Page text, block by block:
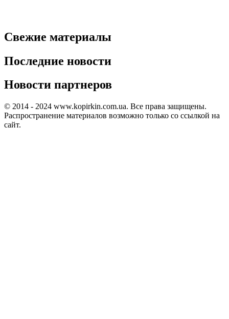
Свежие материалы
Последние новости
Новости партнеров
© 2014 - 2024 www.kopirkin.com.ua. Все права защищены.
Распространение материалов возможно только со ссылкой на
сайт.